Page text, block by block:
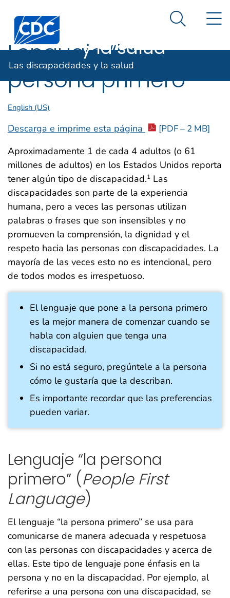
Así es como usted puede verificarlo
Centros para el Control y la Prevención de
discapacidades
y la salud
Search
Las discapacidades y la salud
Lenguaje “la
persona primero”
English (US)
Descarga e imprime esta página [PDF – 2 MB]
Aproximadamente 1 de cada 4 adultos (o 61
millones de adultos) en los Estados Unidos reporta
tener algún tipo de discapacidad.1 Las
discapacidades son parte de la experiencia
humana, pero a veces las personas utilizan
palabras o frases que son insensibles y no
promueven la comprensión, la dignidad y el
respeto hacia las personas con discapacidades. La
mayoría de las veces esto no es intencional, pero
de todos modos es irrespetuoso.
El lenguaje que pone a la persona primero
es la mejor manera de comenzar cuando se
habla con alguien que tenga una
discapacidad.
Si no está seguro, pregúntele a la persona
cómo le gustaría que la describan.
Es importante recordar que las preferencias
pueden variar.
Lenguaje “la persona
primero” (People First
Language)
El lenguaje “la persona primero” se usa para
comunicarse de manera adecuada y respetuosa
con las personas con discapacidades y acerca de
ellas. Este tipo de lenguaje pone énfasis en la
persona y no en la discapacidad. Por ejemplo, al
referirse a una persona con una discapacidad, se